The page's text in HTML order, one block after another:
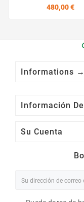
480,00 €
Informations
Información
Su Cuenta